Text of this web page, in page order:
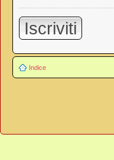
Iscriviti
Indice